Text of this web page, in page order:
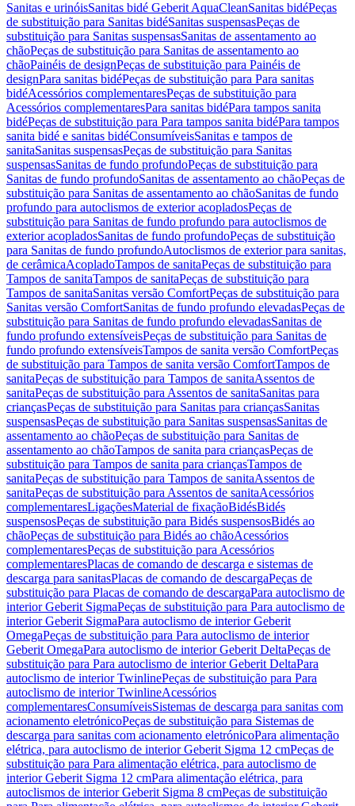
Sanitas e urinóisSanitas bidé Geberit AquaCleanSanitas bidéPeças
de substituição para Sanitas bidéSanitas suspensasPeças de
substituição para Sanitas suspensasSanitas de assentamento ao
chãoPeças de substituição para Sanitas de assentamento ao
chãoPainéis de designPeças de substituição para Painéis de
designPara sanitas bidéPeças de substituição para Para sanitas
bidéAcessórios complementaresPeças de substituição para
Acessórios complementaresPara sanitas bidéPara tampos sanita
bidéPeças de substituição para Para tampos sanita bidéPara tampos
sanita bidé e sanitas bidéConsumíveisSanitas e tampos de
sanitaSanitas suspensasPeças de substituição para Sanitas
suspensasSanitas de fundo profundoPeças de substituição para
Sanitas de fundo profundoSanitas de assentamento ao chãoPeças de
substituição para Sanitas de assentamento ao chãoSanitas de fundo
profundo para autoclismos de exterior acopladosPeças de
substituição para Sanitas de fundo profundo para autoclismos de
exterior acopladosSanitas de fundo profundoPeças de substituição
para Sanitas de fundo profundoAutoclismos de exterior para sanitas,
de cerâmicaAcopladoTampos de sanitaPeças de substituição para
Tampos de sanitaTampos de sanitaPeças de substituição para
Tampos de sanitaSanitas versão ComfortPeças de substituição para
Sanitas versão ComfortSanitas de fundo profundo elevadasPeças de
substituição para Sanitas de fundo profundo elevadasSanitas de
fundo profundo extensíveisPeças de substituição para Sanitas de
fundo profundo extensíveisTampos de sanita versão ComfortPeças
de substituição para Tampos de sanita versão ComfortTampos de
sanitaPeças de substituição para Tampos de sanitaAssentos de
sanitaPeças de substituição para Assentos de sanitaSanitas para
criançasPeças de substituição para Sanitas para criançasSanitas
suspensasPeças de substituição para Sanitas suspensasSanitas de
assentamento ao chãoPeças de substituição para Sanitas de
assentamento ao chãoTampos de sanita para criançasPeças de
substituição para Tampos de sanita para criançasTampos de
sanitaPeças de substituição para Tampos de sanitaAssentos de
sanitaPeças de substituição para Assentos de sanitaAcessórios
complementaresLigaçõesMaterial de fixaçãoBidésBidés
suspensosPeças de substituição para Bidés suspensosBidés ao
chãoPeças de substituição para Bidés ao chãoAcessórios
complementaresPeças de substituição para Acessórios
complementaresPlacas de comando de descarga e sistemas de
descarga para sanitasPlacas de comando de descargaPeças de
substituição para Placas de comando de descargaPara autoclismo de
interior Geberit SigmaPeças de substituição para Para autoclismo de
interior Geberit SigmaPara autoclismo de interior Geberit
OmegaPeças de substituição para Para autoclismo de interior
Geberit OmegaPara autoclismo de interior Geberit DeltaPeças de
substituição para Para autoclismo de interior Geberit DeltaPara
autoclismo de interior TwinlinePeças de substituição para Para
autoclismo de interior TwinlineAcessórios
complementaresConsumíveisSistemas de descarga para sanitas com
acionamento eletrónicoPeças de substituição para Sistemas de
descarga para sanitas com acionamento eletrónicoPara alimentação
elétrica, para autoclismo de interior Geberit Sigma 12 cmPeças de
substituição para Para alimentação elétrica, para autoclismo de
interior Geberit Sigma 12 cmPara alimentação elétrica, para
autoclismos de interior Geberit Sigma 8 cmPeças de substituição